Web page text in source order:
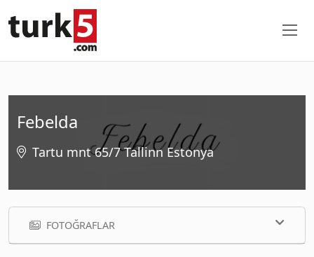
Febelda
Tartu mnt 65/7 Tallinn Estonya
FOTOĞRAFLAR